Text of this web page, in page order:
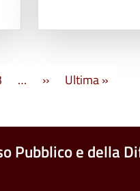
… ››Pagina successiva
Ultima »
Pubblico e della